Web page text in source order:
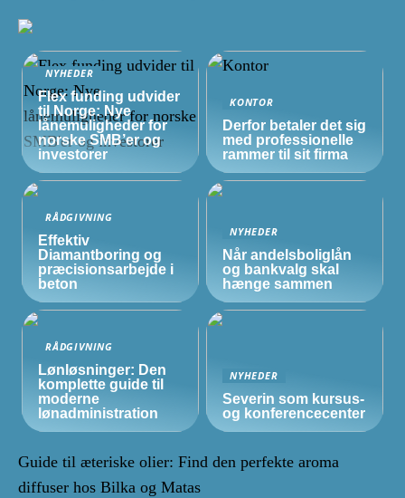
NYHEDER
Flex funding udvider
til Norge: Nye
lånemuligheder for
norskeSMB’erog
investorer
KONTOR
Derfor betaler det sig
med professionelle
rammer til sit firma
RÅDGIVNING
Effektiv
Diamantboring og
præcisionsarbejde i
beton
NYHEDER
Når andelsboliglån
og bankvalg skal
hænge sammen
RÅDGIVNING
Lønløsninger: Den
komplette guide til
moderne
lønadministration
NYHEDER
Severin som kursus-
og konferencecenter
Guide til æteriske olier: Find den perfekte aroma
diffuser hos Bilka og Matas